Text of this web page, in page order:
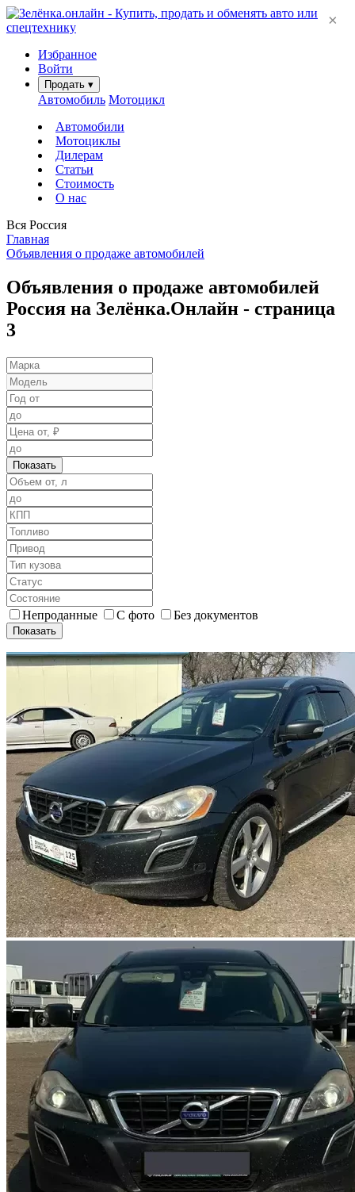
Избранное
Войти
Продать ▾
Автомобиль Мотоцикл
Автомобили
Мотоциклы
Дилерам
Статьи
Стоимость
О нас
Вся Россия
Главная
Объявления о продаже автомобилей
Объявления о продаже автомобилей
Россия на Зелёнка.Онлайн - страница
3
Показать
Непроданные С фото Без документов
Показать
×